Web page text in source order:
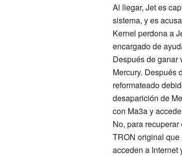
Al llegar, Jet es
sistema, y es
Kernel perdona a
encargado de
Después de ganar
Mercury. Después
reformateado
desaparición de
con Ma3a y
No, para
TRON original que
acceden a Internet